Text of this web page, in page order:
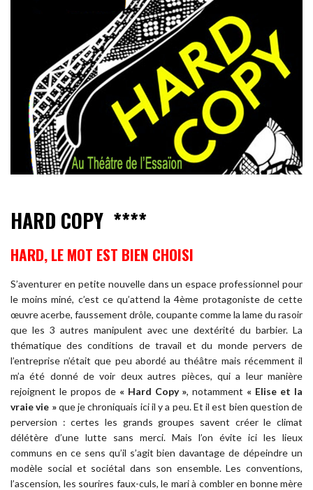
HARD COPY ****
HARD, LE MOT EST BIEN CHOISI
S’aventurer en petite nouvelle dans un espace professionnel pour
le moins miné, c’est ce qu’attend la 4ème protagoniste de cette
œuvre acerbe, faussement drôle, coupante comme la lame du rasoir
que les 3 autres manipulent avec une dextérité du barbier. La
thématique des conditions de travail et du monde pervers de
l’entreprise n’était que peu abordé au théâtre mais récemment il
m’a été donné de voir deux autres pièces, qui a leur manière
rejoignent le propos de « Hard Copy », notamment « Elise et la
vraie vie »que je chroniquais ici il y a peu. Et il est bien question de
perversion : certes les grands groupes savent créer le climat
délétère d’une lutte sans merci. Mais l’on évite ici les lieux
communs en ce sens qu’il s’agit bien davantage de dépeindre un
modèle social et sociétal dans son ensemble. Les conventions,
l’ascension, les sourires faux-culs, le mari à combler en bonne mère